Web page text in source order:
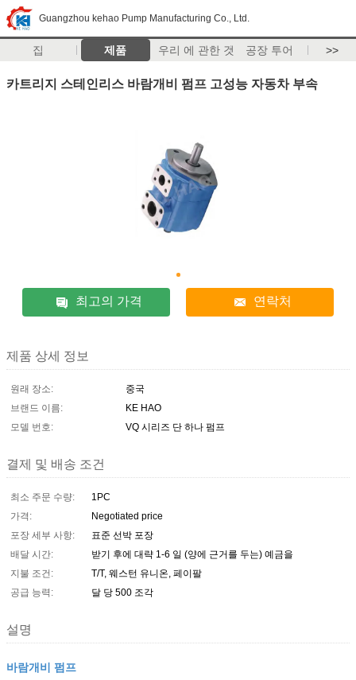
Guangzhou kehao Pump Manufacturing Co., Ltd.
집 제품 우리 에 관한 것 공장 투어 >>
카트리지 스테인리스 바람개비 펌프 고성능 자동차 부속
최고의 가격 연락처
제품 상세 정보
원래 장소:
중국
브랜드 이름:
KE HAO
모델 번호:
VQ 시리즈 단 하나 펌프
결제 및 배송 조건
최소 주문 수량:
1PC
가격:
Negotiated price
포장 세부 사항:
표준 선박 포장
배달 시간:
받기 후에 대략 1-6 일 (양에 근거를 두는) 예금을
지불 조건:
T/T, 웨스턴 유니온, 페이팔
공급 능력:
달 당 500 조각
설명
바람개비 펌프